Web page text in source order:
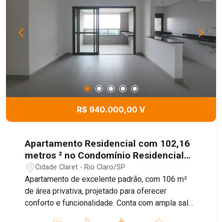
R$ 940.000,00 V
Apartamento Residencial com 102,16
metros ² no Condomínio Residencial
Alameda Claret.
Cidade Claret - Rio Claro/SP
Apartamento de excelente padrão, com 106 m²
de área privativa, projetado para oferecer
conforto e funcionalidade. Conta com ampla sala